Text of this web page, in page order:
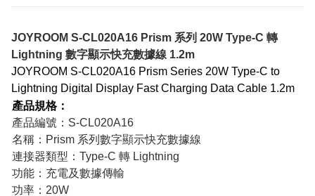
JOYROOM S-CL020A16 Prism 系列 20W Type-C 轉
Lightning 數字顯示快充數據線 1.2m
JOYROOM S-CL020A16 Prism Series 20W Type-C to
Lightning Digital Display Fast Charging Data Cable 1.2m
產品規格：
產品編號：S-CL020A16
名稱：Prism 系列數字顯示快充數據線
連接器類型：Type-C 轉 Lightning
功能：充電及數據傳輸
功率：20W